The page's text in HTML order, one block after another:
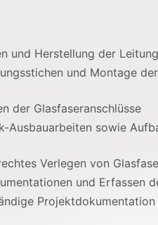
und Herstellung der
und Montage
der Glasfaseranschlüsse
Ausbauarbeiten sowie
Verlegen von
und Erfassen